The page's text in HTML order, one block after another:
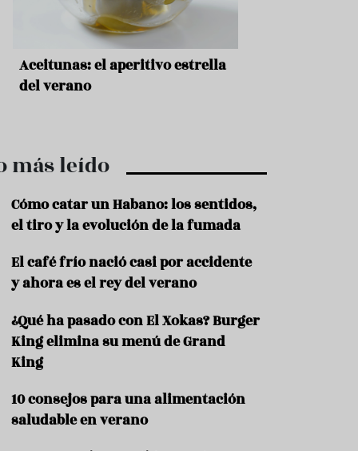
t
u
R
c
e
t
s
l
u
r
Sopa fría de sandía: el plato
que querrás repetir todo el
más leído
Cómo catar un Habano: los sentidos,
el tiro y la evolución de la fumada
El café frío nació casi por accidente
y ahora es el rey del verano
¿Qué ha pasado con El Xokas? Burger
King elimina su menú de Grand
King
10 consejos para una alimentación
saludable en verano